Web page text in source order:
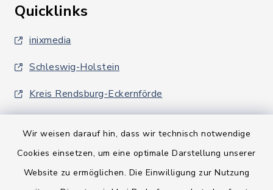
Wir weisen darauf hin, dass wir technisch notwendige
Cookies einsetzen, um eine optimale Darstellung unserer
Website zu ermöglichen. Die Einwilligung zur Nutzung
Quicklinks
inixmedia
Schleswig-Holstein
Kreis Rendsburg-Eckernförde